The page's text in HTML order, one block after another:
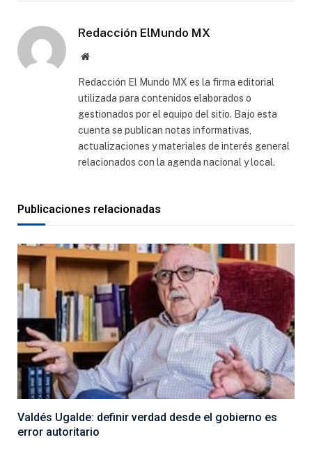
Redacción ElMundo MX
Sitio
Redacción El Mundo MX es la firma editorial
utilizada para contenidos elaborados o
gestionados por el equipo del sitio. Bajo esta
cuenta se publican notas informativas,
actualizaciones y materiales de interés general
relacionados con la agenda nacional y local.
Publicaciones relacionadas
Valdés Ugalde: definir verdad desde el gobierno es
error autoritario